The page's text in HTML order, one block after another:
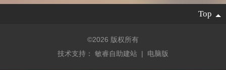
Top
©2026 版权所有
技术支持： 敏睿自助建站 | 电脑版